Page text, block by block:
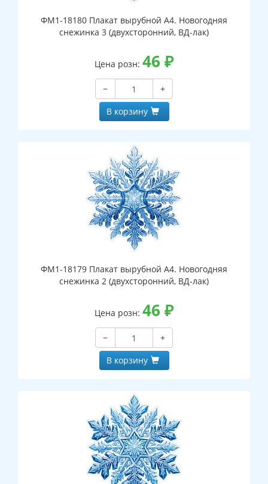
ФМ1-18180 Плакат вырубной А4. Новогодняя
снежинка 3 (двухсторонний, ВД-лак)
Цена розн: 46 ₽
−
+
В корзину
ФМ1-18179 Плакат вырубной А4. Новогодняя
снежинка 2 (двухсторонний, ВД-лак)
Цена розн: 46 ₽
−
+
В корзину